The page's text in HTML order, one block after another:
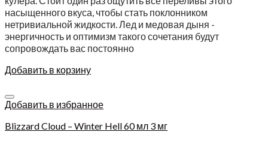
насыщенного вкуса, чтобы стать поклонником
нетривиальной жидкости. Лед и медовая дыня -
энергичность и оптимизм такого сочетания будут
сопровождать вас постоянно
Добавить в корзину
Добавить в избранное
Blizzard Cloud – Winter Hell 60 мл 3 мг